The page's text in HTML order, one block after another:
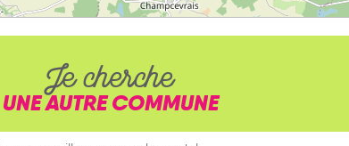
Je cherche
UNE AUTRE COMMUNE